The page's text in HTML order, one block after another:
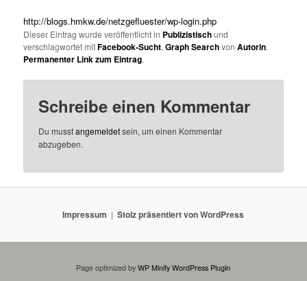
http://blogs.hmkw.de/netzgefluester/wp-login.php
Dieser Eintrag wurde veröffentlicht in Publizistischund
verschlagwortet mitFacebook-Sucht,Graph SearchvonAutorin.
Permanenter Link zum Eintrag.
Schreibe einen Kommentar
Du musstangemeldetsein, um einen Kommentar
abzugeben.
Impressum Stolz präsentiert von WordPress
Page optimized byWP Minify WordPress Plugin